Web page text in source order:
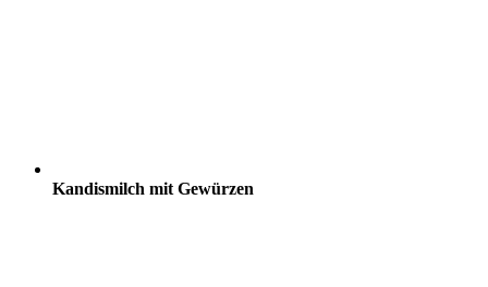
Kandismilch mit Gewürzen